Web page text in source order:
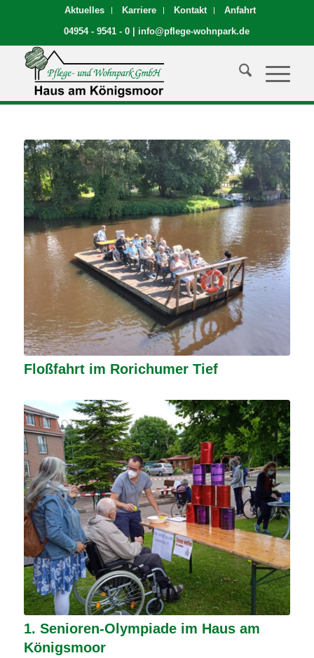
Aktuelles Karriere Kontakt
Anfahrt
04954 - 9541 - 0
info@pflege-wohnpark.de
Floßfahrt im Rorichumer Tief
1. Senioren-Olympiade im Haus am
Königsmoor